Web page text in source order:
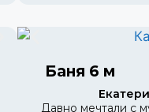
Баня 6 м
Давно мечтали с